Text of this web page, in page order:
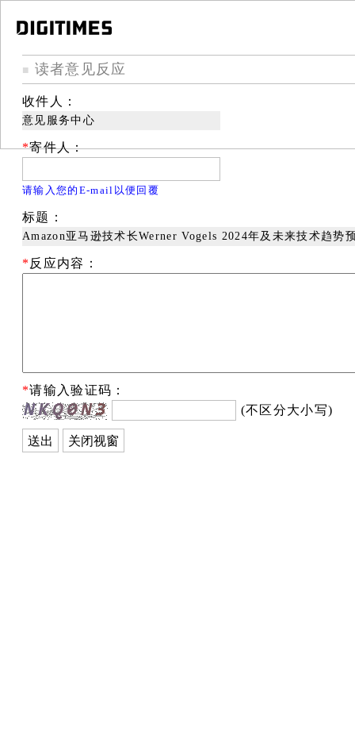
■ 读者意见反应
收件人：
意见服务中心
*寄件人：
请输入您的E-mail以便回覆
标题：
Amazon亚马逊技术长Werner Vogels 2024年及未来技术趋势
* 反应内容：
*请输入验证码：
(不区分大小写)